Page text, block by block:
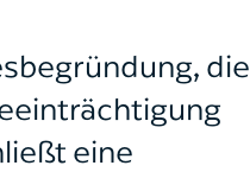
die
eine